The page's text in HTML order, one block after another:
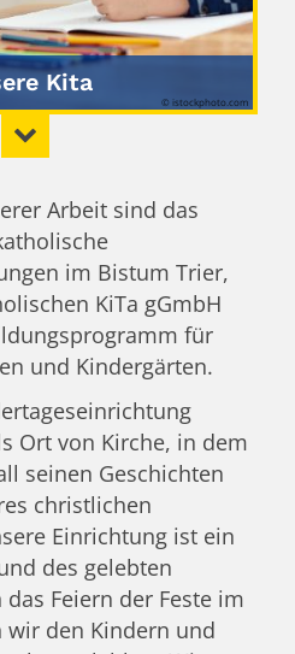
Kita
© istockphoto.com
Arbeit sind das
im Bistum Trier,
KiTa gGmbH
für
und Kindergärten.
Ort von Kirche, in dem
seinen Geschichten
christlichen
Einrichtung ist ein
des gelebten
Feiern der Feste im
wir den Kindern und